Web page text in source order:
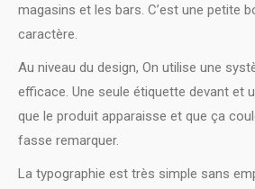
magasins et les bars. C’est une petite
caractère.
Au niveau du design, On utilise une
efficace. Une seule étiquette devant et
que le produit apparaisse et que ça
fasse remarquer.
La typographie est très simple sans